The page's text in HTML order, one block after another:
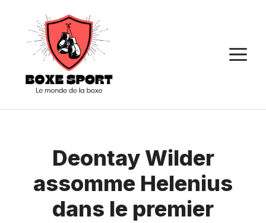
contenu
Deontay Wilder
assomme Helenius
dans le premier